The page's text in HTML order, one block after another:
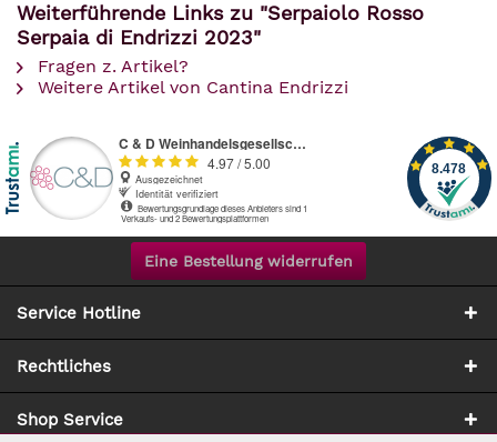
Weiterführende Links zu "Serpaiolo Rosso
Serpaia di Endrizzi 2023"
Fragen z. Artikel?
Weitere Artikel von Cantina Endrizzi
Eine Bestellung widerrufen
Service Hotline
Rechtliches
Shop Service